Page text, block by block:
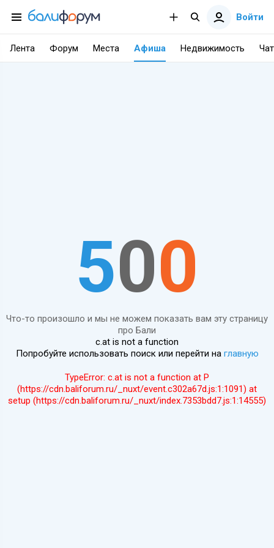
Войти
Лента Форум Места Афиша Недвижимость Чат
500
Что-то произошло и мы не можем показать вам эту страницу
про Бали
c.at is not a function
Попробуйте использовать поиск или перейти на главную
TypeError: c.at is not a function at P
(https://cdn.baliforum.ru/_nuxt/event.c302a67d.js:1:1091) at
setup (https://cdn.baliforum.ru/_nuxt/index.7353bdd7.js:1:14555)